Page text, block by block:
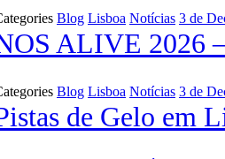
Blog Lisboa Notícias 3 de
ALIVE 2026
Blog Lisboa Notícias 3 de
de Gelo em